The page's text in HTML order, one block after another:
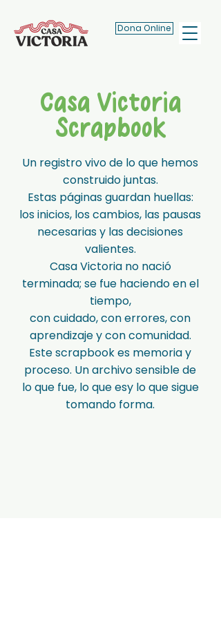
Dona Online
Casa Victoria
Scrapbook
Un registro vivo de lo que hemos
construido juntas.
Estas páginas guardan huellas:
los inicios, los cambios, las pausas
necesarias y las decisiones
valientes.
Casa Victoria no nació
terminada; se fue haciendo en el
tiempo,
con cuidado, con errores, con
aprendizaje y con comunidad.
Este scrapbook es memoria y
proceso. Un archivo sensible de
lo que fue, lo que esy lo que sigue
tomando forma.